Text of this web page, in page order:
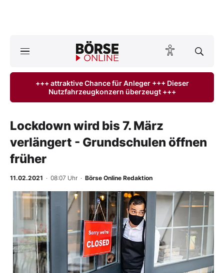
ktuelle Ausgabe BÖRSE ONLINE lesen
Finanz-Check
BO-Musterdepots
Experten
Mein B:O
+++ attraktive Chance für Anleger +++ Dieser
Nutzfahrzeugkonzern überzeugt +++
Lockdown wird bis 7. März
verlängert - Grundschulen öffnen
früher
11.02.2021 · 08:07 Uhr · Börse Online Redaktion